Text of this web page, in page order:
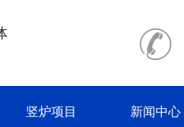
竖炉项目 新闻中心